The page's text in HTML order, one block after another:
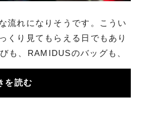
流れになりそうです。こうい
くり見てもらえる日でもあり
も、RAMIDUSのバッグも、
あって、ここにありま...
を読む